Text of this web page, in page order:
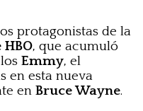
protagonistas de la
, que acumuló
Emmy, el
en esta nueva
en Bruce Wayne.